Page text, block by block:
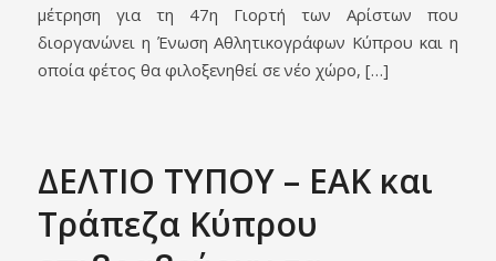
μέτρηση για τη 47η Γιορτή των Αρίστων που
διοργανώνει η Ένωση Αθλητικογράφων Κύπρου και η
οποία φέτος θα φιλοξενηθεί σε νέο χώρο, […]
ΔΕΛΤΙΟ ΤΥΠΟΥ – EAK και
Τράπεζα Κύπρου